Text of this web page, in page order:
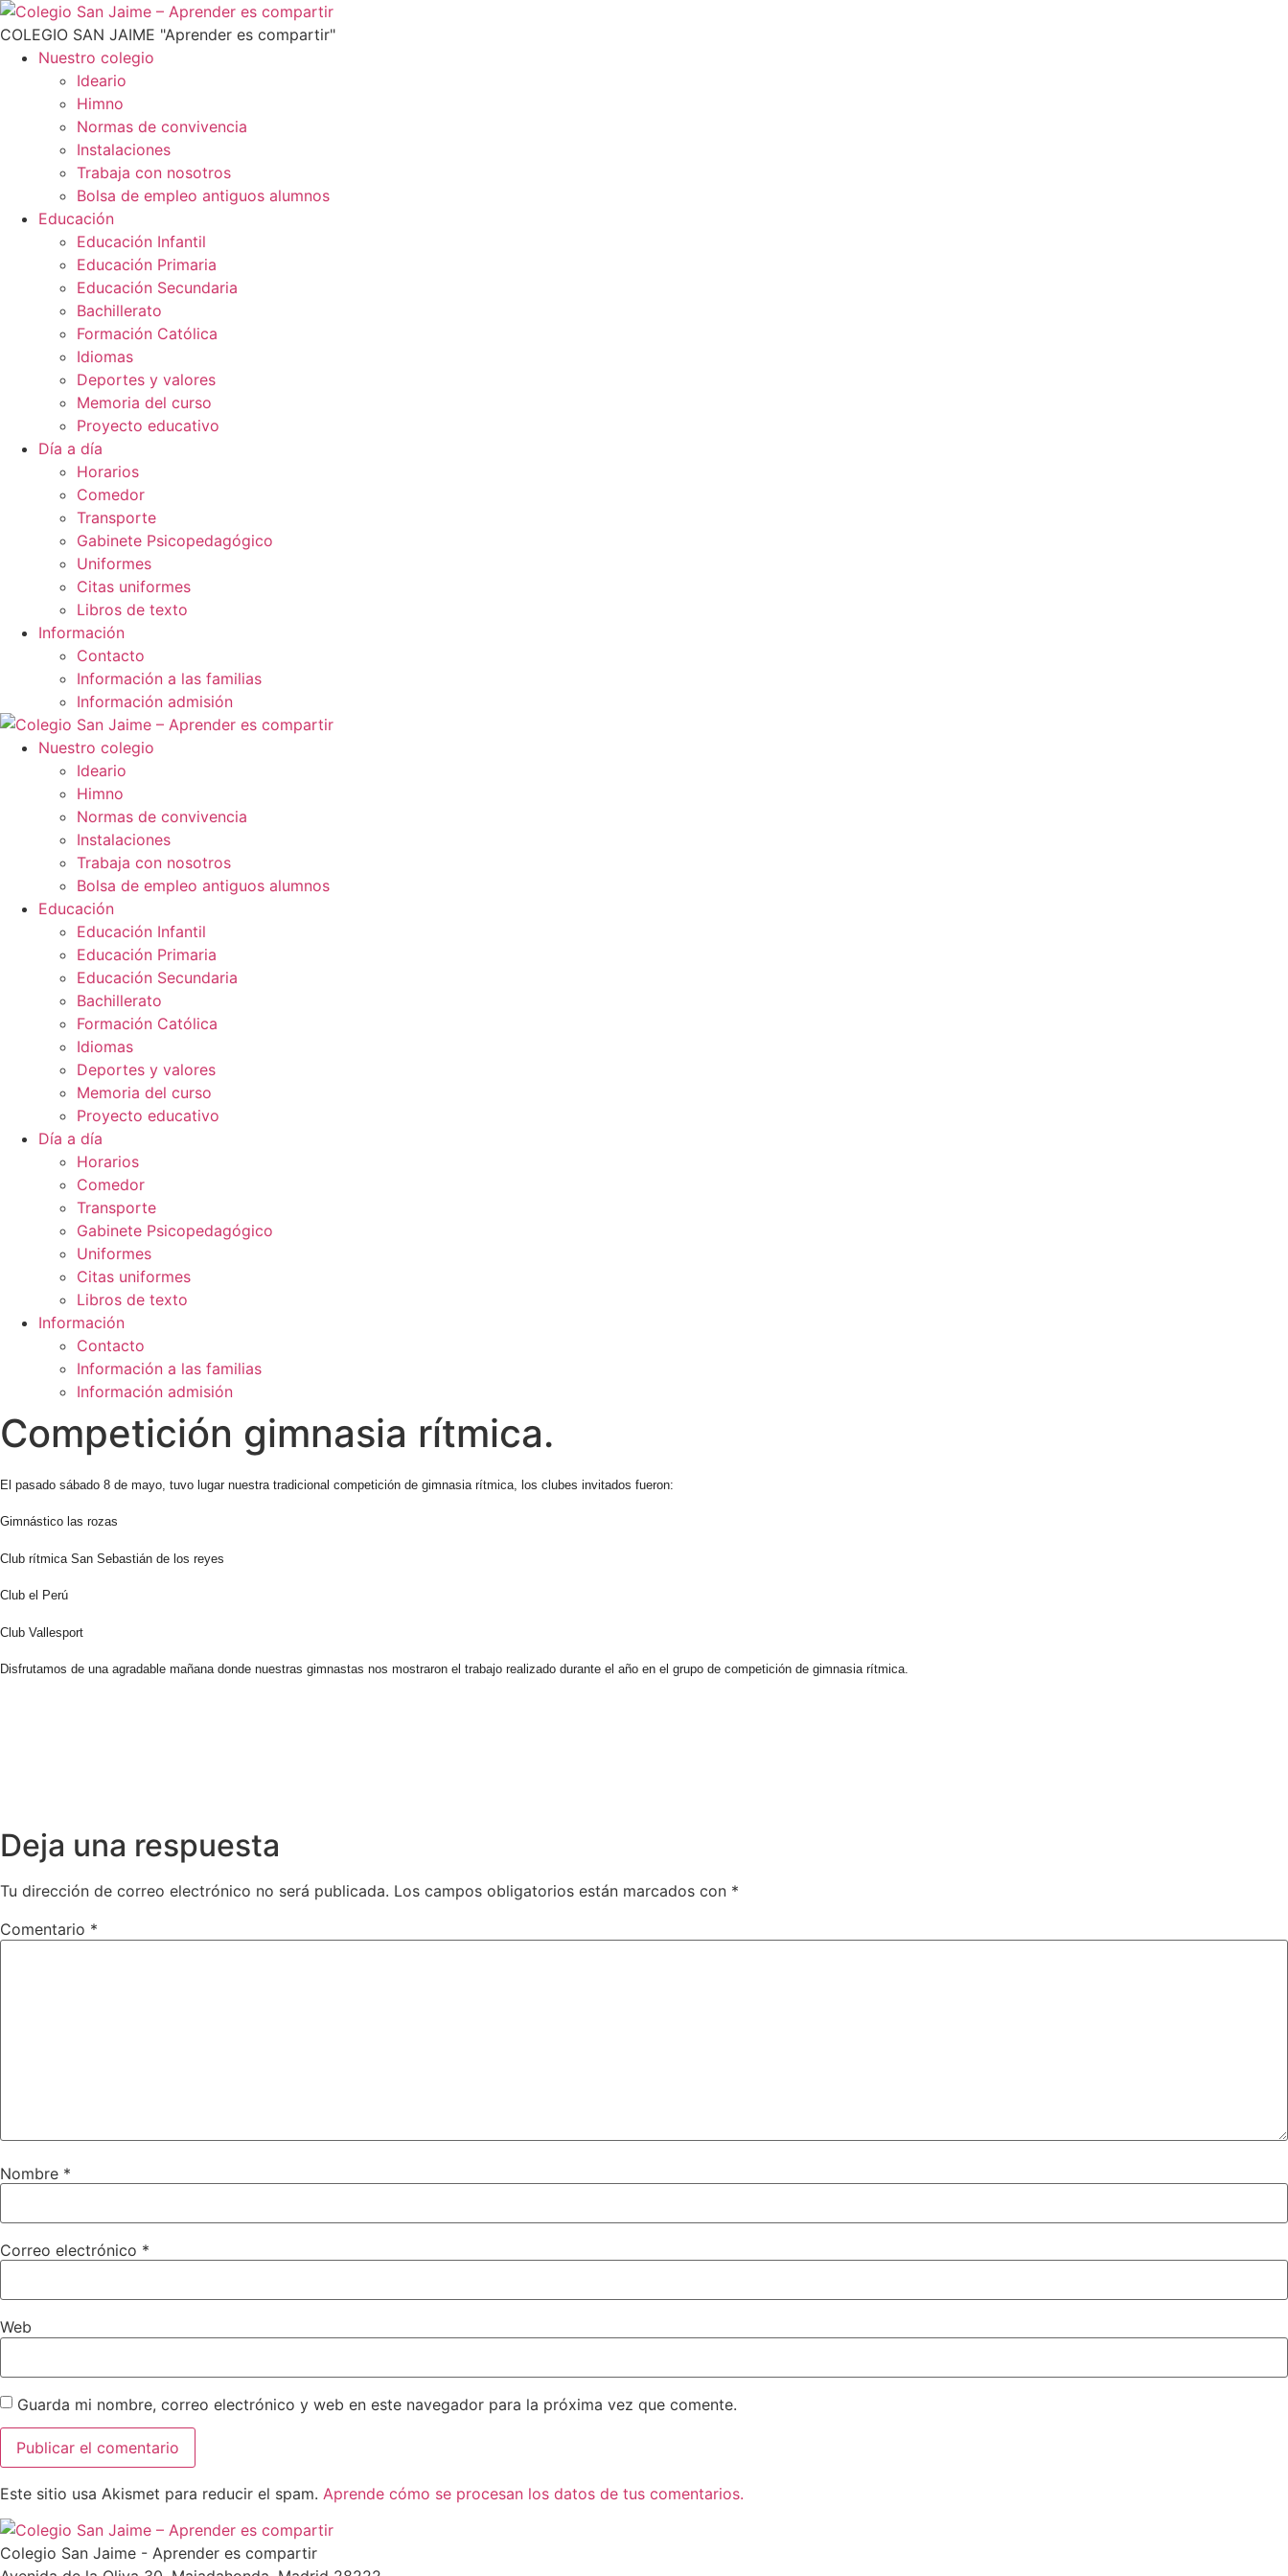
COLEGIO SAN JAIME "Aprender es compartir"
Nuestro colegio
Ideario
Himno
Normas de convivencia
Instalaciones
Trabaja con nosotros
Bolsa de empleo antiguos alumnos
Educación
Educación Infantil
Educación Primaria
Educación Secundaria
Bachillerato
Formación Católica
Idiomas
Deportes y valores
Memoria del curso
Proyecto educativo
Día a día
Horarios
Comedor
Transporte
Gabinete Psicopedagógico
Uniformes
Citas uniformes
Libros de texto
Información
Contacto
Información a las familias
Información admisión
Nuestro colegio
Ideario
Himno
Normas de convivencia
Instalaciones
Trabaja con nosotros
Bolsa de empleo antiguos alumnos
Educación
Educación Infantil
Educación Primaria
Educación Secundaria
Bachillerato
Formación Católica
Idiomas
Deportes y valores
Memoria del curso
Proyecto educativo
Día a día
Horarios
Comedor
Transporte
Gabinete Psicopedagógico
Uniformes
Citas uniformes
Libros de texto
Información
Contacto
Información a las familias
Información admisión
Competición gimnasia rítmica.
El pasado sábado 8 de mayo, tuvo lugar nuestra tradicional competición de gimnasia rítmica, los clubes invitados fueron:
Gimnástico las rozas
Club rítmica San Sebastián de los reyes
Club el Perú
Club Vallesport
Disfrutamos de una agradable mañana donde nuestras gimnastas nos mostraron el trabajo realizado durante el año en el grupo de competición de gimnasia rítmica.
Deja una respuesta
Tu dirección de correo electrónico no será publicada. Los campos obligatorios están marcados con *
Comentario *
Nombre *
Correo electrónico *
Web
Guarda mi nombre, correo electrónico y web en este navegador para la próxima vez que comente.
Este sitio usa Akismet para reducir el spam. Aprende cómo se procesan los datos de tus comentarios.
Colegio San Jaime - Aprender es compartir